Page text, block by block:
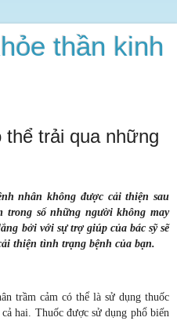
thần kinh
trải qua những
nhân không được cải thiện sau
trong số những người không may
bởi với sự trợ giúp của bác sỹ sẽ
thiện tình trạng bệnh của bạn.
trầm cảm có thể là sử dụng thuốc
hai. Thuốc được sử dụng phổ biến